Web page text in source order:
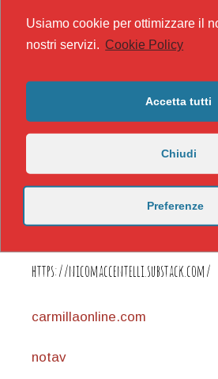
https://nicomaccentelli.substack.com/
carmillaonline.com
notav
Usiamo cookie per ottimizzare il
nostri servizi. Cookie Policy
Accetta tutti
Chiudi
Preferenze